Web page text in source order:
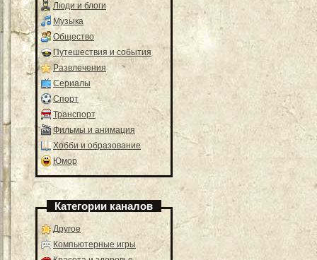
Люди и блоги
Музыка
Общество
Путешествия и события
Развлечения
Сериалы
Спорт
Транспорт
Фильмы и анимация
Хобби и образование
Юмор
Категории каналов
Другое
Компьютерные игры